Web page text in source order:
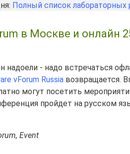
Полный список лабораторных
в Москве и онлайн
надоели - надо встречаться
vForum Russia возвращается.
могут посетить
пройдет на русском
Event